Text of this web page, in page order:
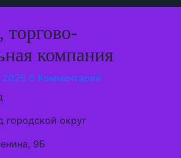
торгово-
компания
0 Комментарий
городской округ
9Б